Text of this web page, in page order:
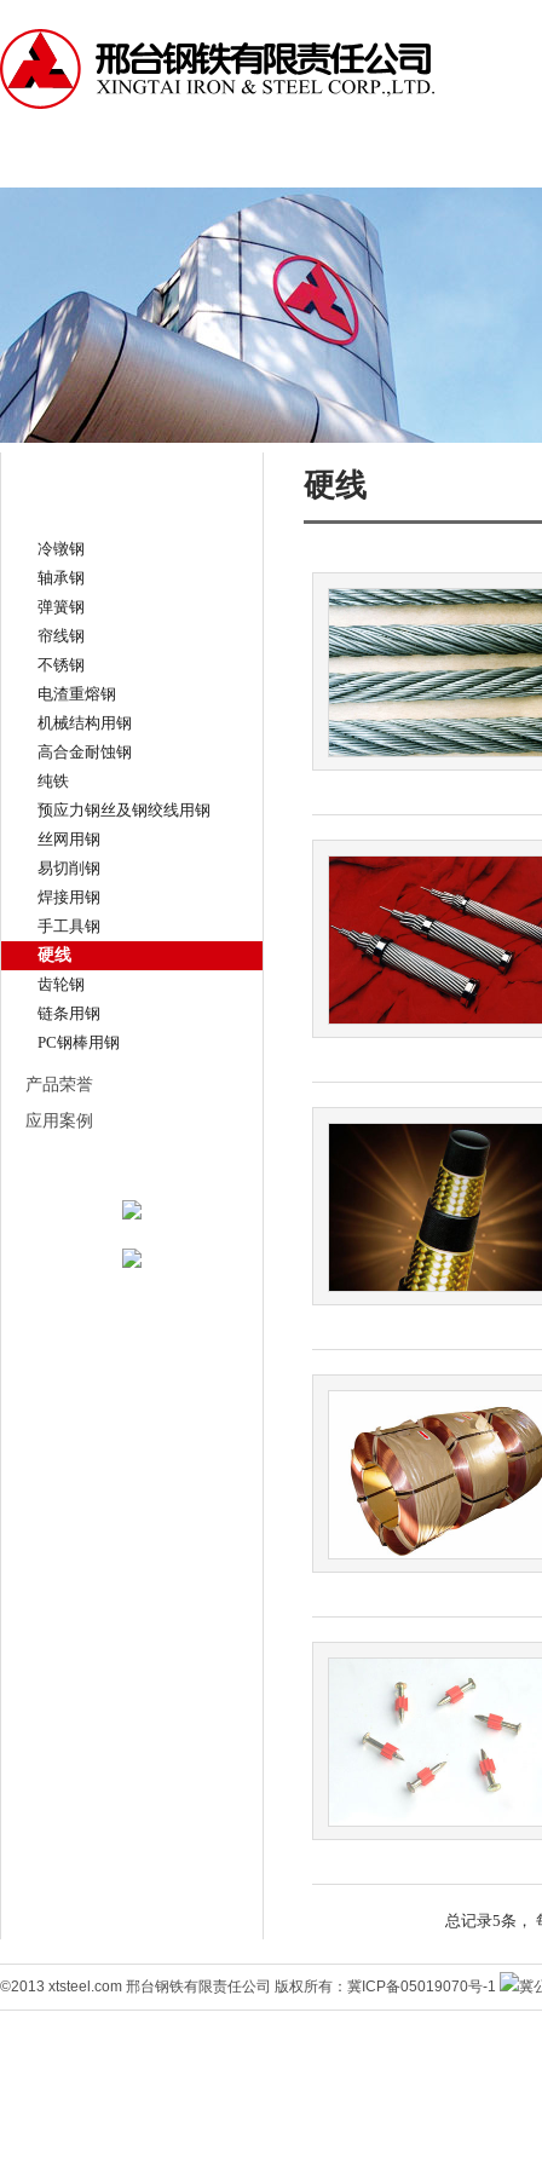
冷镦钢
轴承钢
弹簧钢
帘线钢
不锈钢
电渣重熔钢
机械结构用钢
高合金耐蚀钢
纯铁
预应力钢丝及钢绞线用钢
丝网用钢
易切削钢
焊接用钢
手工具钢
硬线
齿轮钢
链条用钢
PC钢棒用钢
产品荣誉
应用案例
硬线
总记录5条，
©2013 xtsteel.com 邢台钢铁有限责任公司 版权所有： 冀ICP备05019070号-1 冀